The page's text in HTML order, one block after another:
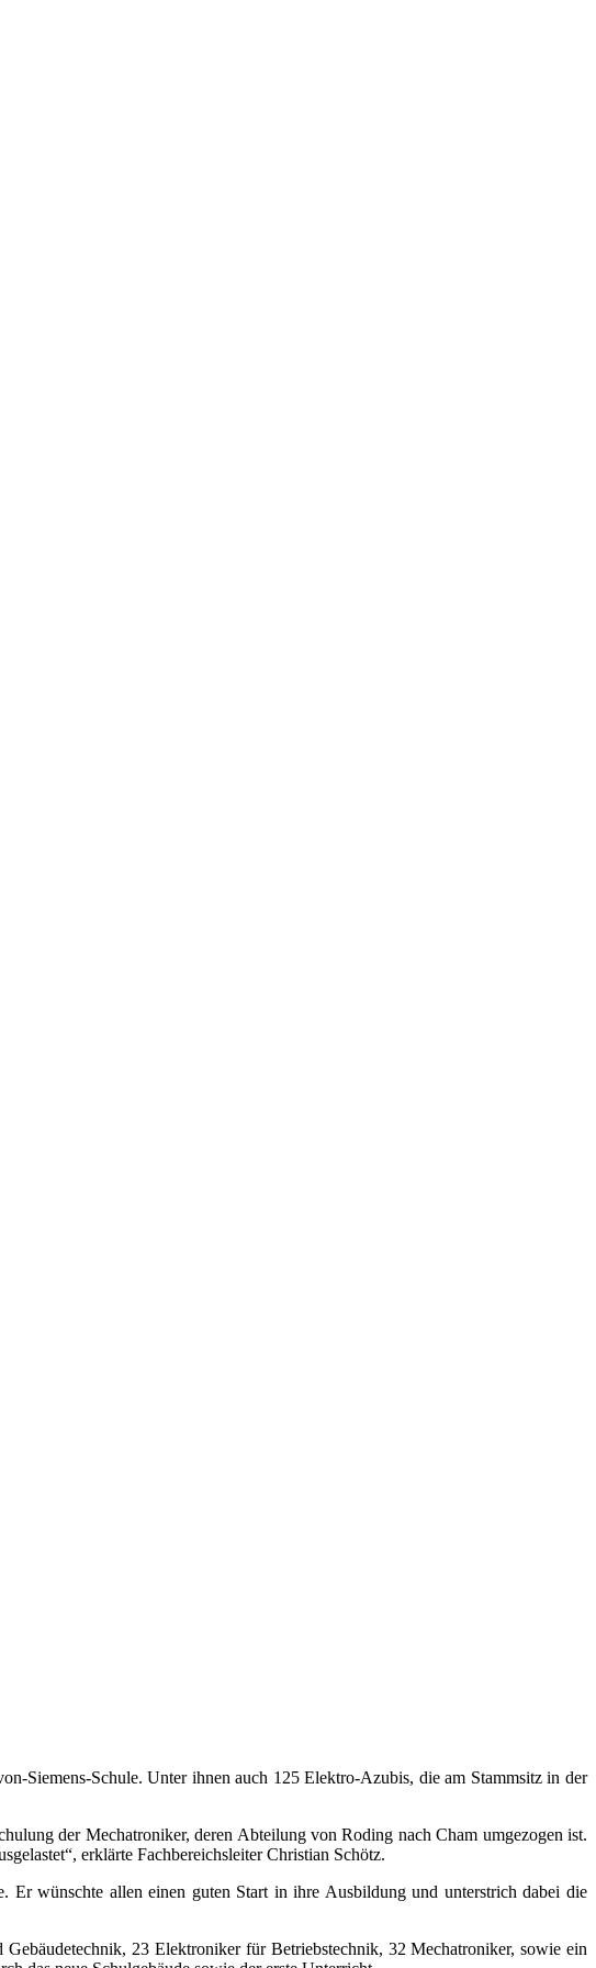
Siemens-Schule. Unter ihnen auch 125 Elektro-Azubis, die am Stammsitz in der
der Mechatroniker, deren Abteilung von Roding nach Cham umgezogen ist.
erklärte Fachbereichsleiter Christian Schötz.
wünschte allen einen guten Start in ihre Ausbildung und unterstrich dabei die
23 Elektroniker für Betriebstechnik, 32 Mechatroniker, sowie ein